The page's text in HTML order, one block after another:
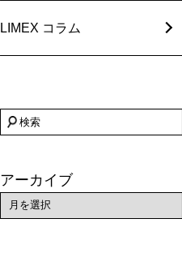
LIMEX コラム
アーカイブ